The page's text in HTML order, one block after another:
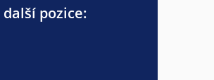
pozice: